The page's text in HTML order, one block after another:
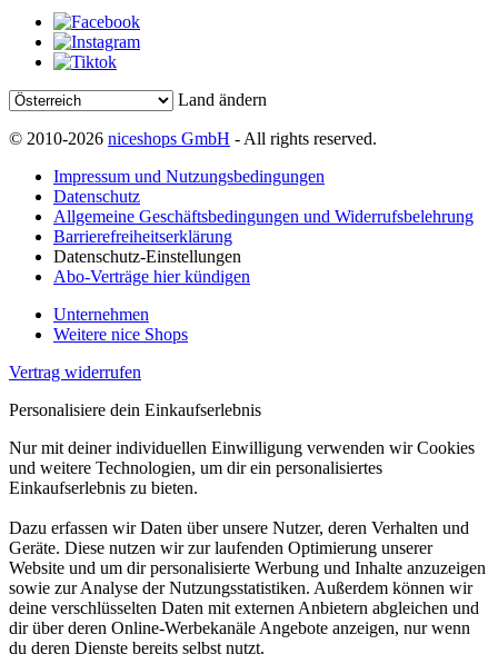
Land ändern
© 2010-2026 niceshops GmbH - All rights reserved.
Impressum und Nutzungsbedingungen
Datenschutz
Allgemeine Geschäftsbedingungen und Widerrufsbelehrung
Barrierefreiheitserklärung
Datenschutz-Einstellungen
Abo-Verträge hier kündigen
Unternehmen
Weitere nice Shops
Vertrag widerrufen
Personalisiere dein Einkaufserlebnis
Nur mit deiner individuellen Einwilligung verwenden wir Cookies
und weitere Technologien, um dir ein personalisiertes
Einkaufserlebnis zu bieten.
Dazu erfassen wir Daten über unsere Nutzer, deren Verhalten und
Geräte. Diese nutzen wir zur laufenden Optimierung unserer
Website und um dir personalisierte Werbung und Inhalte anzuzeigen
sowie zur Analyse der Nutzungsstatistiken. Außerdem können wir
deine verschlüsselten Daten mit externen Anbietern abgleichen und
dir über deren Online-Werbekanäle Angebote anzeigen, nur wenn
du deren Dienste bereits selbst nutzt.